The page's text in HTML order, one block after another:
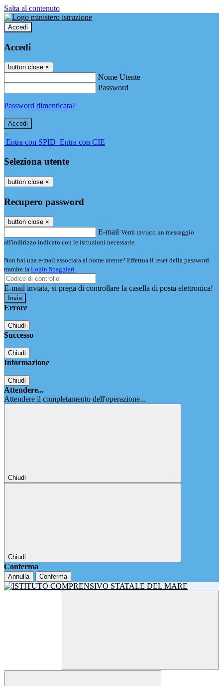
Salta al contenuto
Accedi
Accedi
button close ×
Nome Utente
Password
Password dimenticata?
-
Entra con SPID Entra con CIE
Seleziona utente
button close ×
Recupero password
button close ×
E-mail Verrà inviato un messaggio
all'indirizzo indicato con le istruzioni necessarie.
Non hai una e-mail associata al nome utente? Effettua il reset della password
tramite la Login Spaggiari
E-mail inviata, si prega di controllare la casella di posta elettronica!
Errore
Chiudi
Successo
Chiudi
Informazione
Chiudi
Attendere...
Attendere il completamento dell'operazione...
Chiudi
Chiudi
Conferma
Annulla Conferma